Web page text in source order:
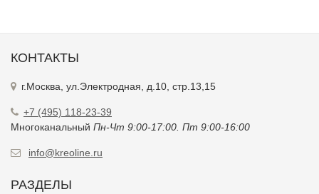
КОНТАКТЫ
г.Москва, ул.Электродная, д.10, стр.13,15
+7 (495) 118-23-39
Многоканальный Пн-Чт 9:00-17:00. Пт 9:00-16:00
info@kreoline.ru
РАЗДЕЛЫ